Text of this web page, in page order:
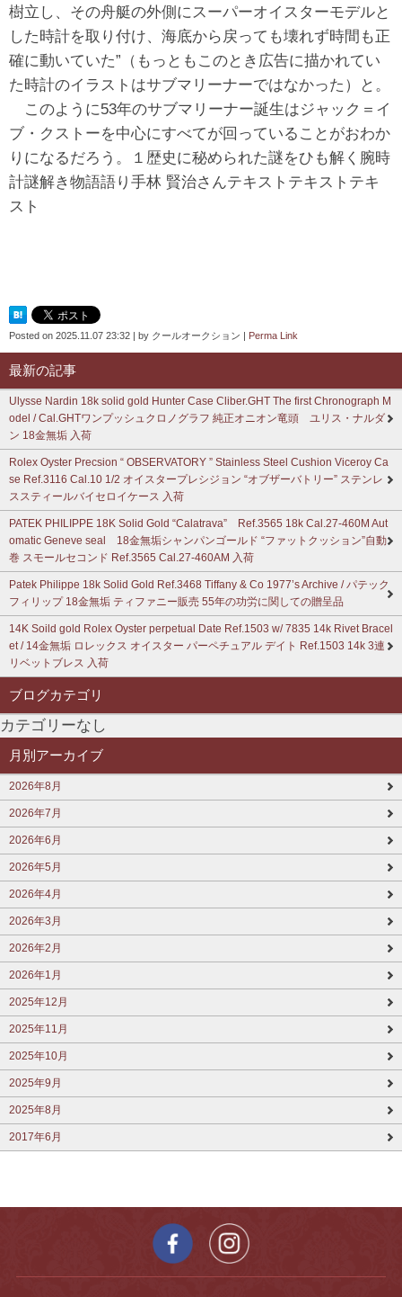
樹立し、その舟艇の外側にスーパーオイスターモデルと
した時計を取り付け、海底から戻っても壊れず時間も正
確に動いていた”（もっともこのとき広告に描かれてい
た時計のイラストはサブマリーナーではなかった）と。
このように53年のサブマリーナー誕生はジャック＝イ
ブ・クストーを中心にすべてが回っていることがおわか
りになるだろう。１歴史に秘められた謎をひも解く腕時
計謎解き物語語り手林 賢治さんテキストテキストテキ
スト
Posted on 2025.11.07 23:32 | by クールオークション | Perma Link
最新の記事
Ulysse Nardin 18k solid gold Hunter Case Cliber.GHT The first Chronograph M
odel / Cal.GHTワンプッシュクロノグラフ 純正オニオン竜頭 ユリス・ナルダ
ン 18金無垢 入荷
Rolex Oyster Precsion “ OBSERVATORY ” Stainless Steel Cushion Viceroy Ca
se Ref.3116 Cal.10 1/2 オイスタープレシジョン “オブザーバトリー” ステンレ
ススティールバイセロイケース 入荷
PATEK PHILIPPE 18K Solid Gold “Calatrava” Ref.3565 18k Cal.27-460M Aut
omatic Geneve seal 18金無垢シャンパンゴールド “ファットクッション”自動
巻 スモールセコンド Ref.3565 Cal.27-460AM 入荷
Patek Philippe 18k Solid Gold Ref.3468 Tiffany & Co 1977’s Archive / パテック
フィリップ 18金無垢 ティファニー販売 55年の功労に関しての贈呈品
14K Soild gold Rolex Oyster perpetual Date Ref.1503 w/ 7835 14k Rivet Bracel
et / 14金無垢 ロレックス オイスター パーペチュアル デイト Ref.1503 14k 3連
リベットブレス 入荷
ブログカテゴリ
カテゴリーなし
月別アーカイブ
2026年8月
2026年7月
2026年6月
2026年5月
2026年4月
2026年3月
2026年2月
2026年1月
2025年12月
2025年11月
2025年10月
2025年9月
2025年8月
2017年6月